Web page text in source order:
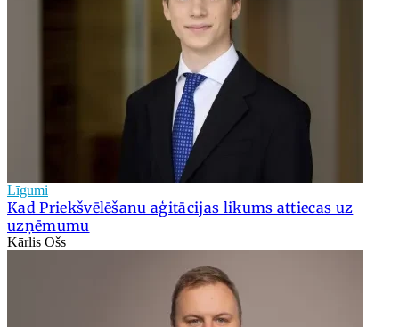
Līgumi
Kad Priekšvēlēšanu aģitācijas likums attiecas uz
uzņēmumu
Kārlis Ošs